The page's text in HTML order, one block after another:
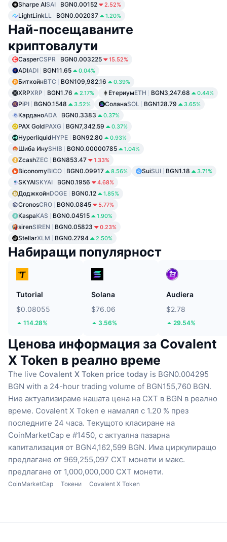
Sharpe AISAI BGN0.00152 2.52%
LightLinkLL BGN0.002037 1.20%
Най-посещаваните
криптовалути
CasperCSPR BGN0.003225 15.52%
ADIADI BGN11.65 0.04%
БиткойнBTC BGN109,982.16 0.39%
XRPXRP BGN1.76 2.17% ЕтериумETH BGN3,247.68 0.44%
PiPI BGN0.1548 3.52% СоланаSOL BGN128.79 3.65%
КарданоADA BGN0.3383 0.37%
PAX GoldPAXG BGN7,342.59 0.37%
HyperliquidHYPE BGN92.80 0.93%
Шиба ИнуSHIB BGN0.00000785 1.04%
ZcashZEC BGN853.47 1.33%
BiconomyBICO BGN0.09917 8.56% SuiSUI BGN1.18 3.71%
SKYAISKYAI BGN0.1956 4.68%
ДоджкойнDOGE BGN0.12 1.85%
CronosCRO BGN0.0845 5.77%
KaspaKAS BGN0.04515 1.90%
sirenSIREN BGN0.05823 0.23%
StellarXLM BGN0.2794 2.50%
Набиращи популярност
Tutorial
$0.08055
114.28%
Solana
$76.06
3.56%
Audiera
$2.78
29.54%
Ценова информация за Covalent
X Token в реално време
The live Covalent X Token price today is BGN0.004295
BGN with a 24-hour trading volume of BGN155,760 BGN.
Ние актуализираме нашата цена на CXT в BGN в реално
време. Covalent X Token е намалял с 1.20 % през
последните 24 часа. Текущото класиране на
CoinMarketCap е #1450, с актуална пазарна
капитализация от BGN4,162,599 BGN. Има циркулиращо
предлагане от 969,255,097 CXT монети и макс.
предлагане от 1,000,000,000 CXT монети.
CoinMarketCap Токени Covalent X Token